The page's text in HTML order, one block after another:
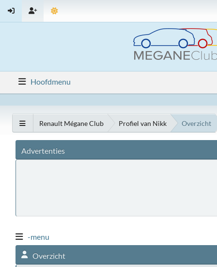
Hoofdmenu
Renault Mégane Club Profiel van Nikk Overzicht
Advertenties
-menu
Overzicht